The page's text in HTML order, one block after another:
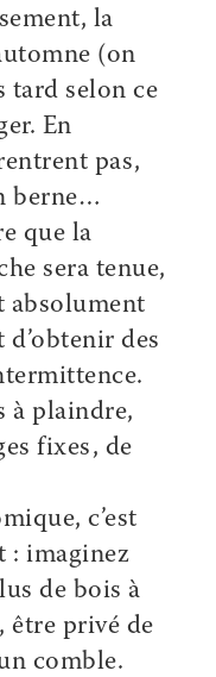
la
(on
tard selon ce
En
pas,
berne…
que la
sera tenue,
absolument
des
à plaindre,
fixes, de
c’est
: imaginez
de bois à
être privé de
comble.